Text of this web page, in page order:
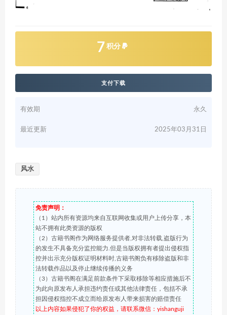
7 积分
支付下载
有效期 永久
最近更新 2025年03月31日
风水
免责声明：
（1）站内所有资源均来自互联网收集或用户上传分享，本
站不拥有此类资源的版权
（2）古籍书阁作为网络服务提供者,对非法转载,盗版行为
的发生不具备充分监控能力.但是当版权拥有者提出侵权指
控并出示充分版权证明材料时,古籍书阁负有移除盗版和非
法转载作品以及停止继续传播的义务
（3）古籍书阁在满足前款条件下采取移除等相应措施后不
为此向原发布人承担违约责任或其他法律责任，包括不承
担因侵权指控不成立而给原发布人带来损害的赔偿责任
以上内容如果侵犯了你的权益，请联系微信：yishanguji